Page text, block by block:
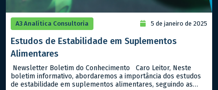
A3 Analítica Consultoria 5 de janeiro de 2025
Estudos de Estabilidade em Suplementos
Alimentares
Newsletter Boletim do Conhecimento Caro Leitor, Neste
boletim informativo, abordaremos a importância dos estudos
de estabilidade em suplementos alimentares, seguindo as